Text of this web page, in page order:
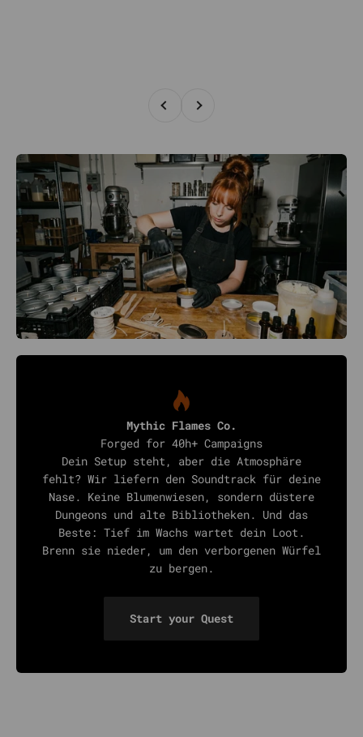
Zurück Vor
Mythic Flames Co.
Forged for 40h+ Campaigns
Dein Setup steht, aber die Atmosphäre
fehlt? Wir liefern den Soundtrack für deine
Nase. Keine Blumenwiesen, sondern düstere
Dungeons und alte Bibliotheken. Und das
Beste: Tief im Wachs wartet dein Loot.
Brenn sie nieder, um den verborgenen Würfel
zu bergen.
Start your Quest